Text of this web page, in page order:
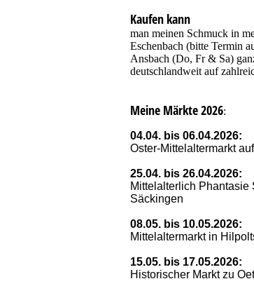
Kaufen kann
man meinen Schmuck in
Eschenbach (bitte Termin
Ansbach (Do, Fr & Sa)
deutschlandweit auf
Meine Märkte 2026:
04.04. bis 06.04.2026:
Oster-Mittelaltermarkt
25.04. bis 26.04.2026:
Mittelalterlich
Säckingen
08.05. bis 10.05.2026:
Mittelaltermarkt in
15.05. bis 17.05.2026:
Historischer Markt zu